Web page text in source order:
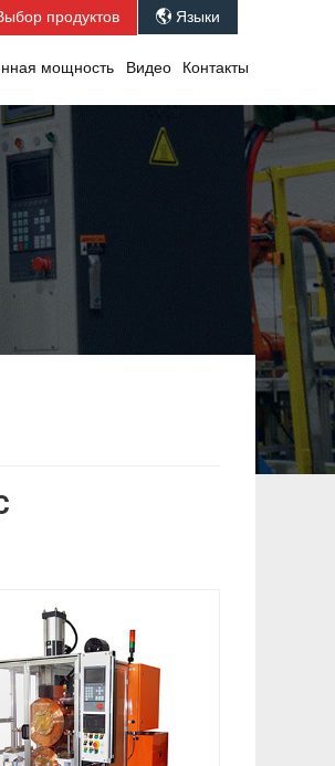
продуктов  Языки
мощность Видео Контакты